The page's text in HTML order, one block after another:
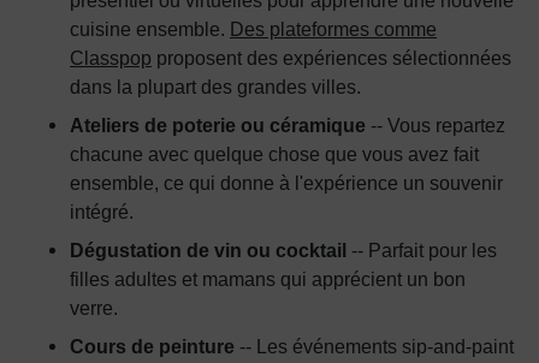
cuisine ensemble. Des plateformes comme
Classpop proposent des expériences sélectionnées
dans la plupart des grandes villes.
Ateliers de poterie ou céramique -- Vous repartez
chacune avec quelque chose que vous avez fait
ensemble, ce qui donne à l'expérience un souvenir
intégré.
Dégustation de vin ou cocktail -- Parfait pour les
filles adultes et mamans qui apprécient un bon
verre.
Cours de peinture -- Les événements sip-and-paint